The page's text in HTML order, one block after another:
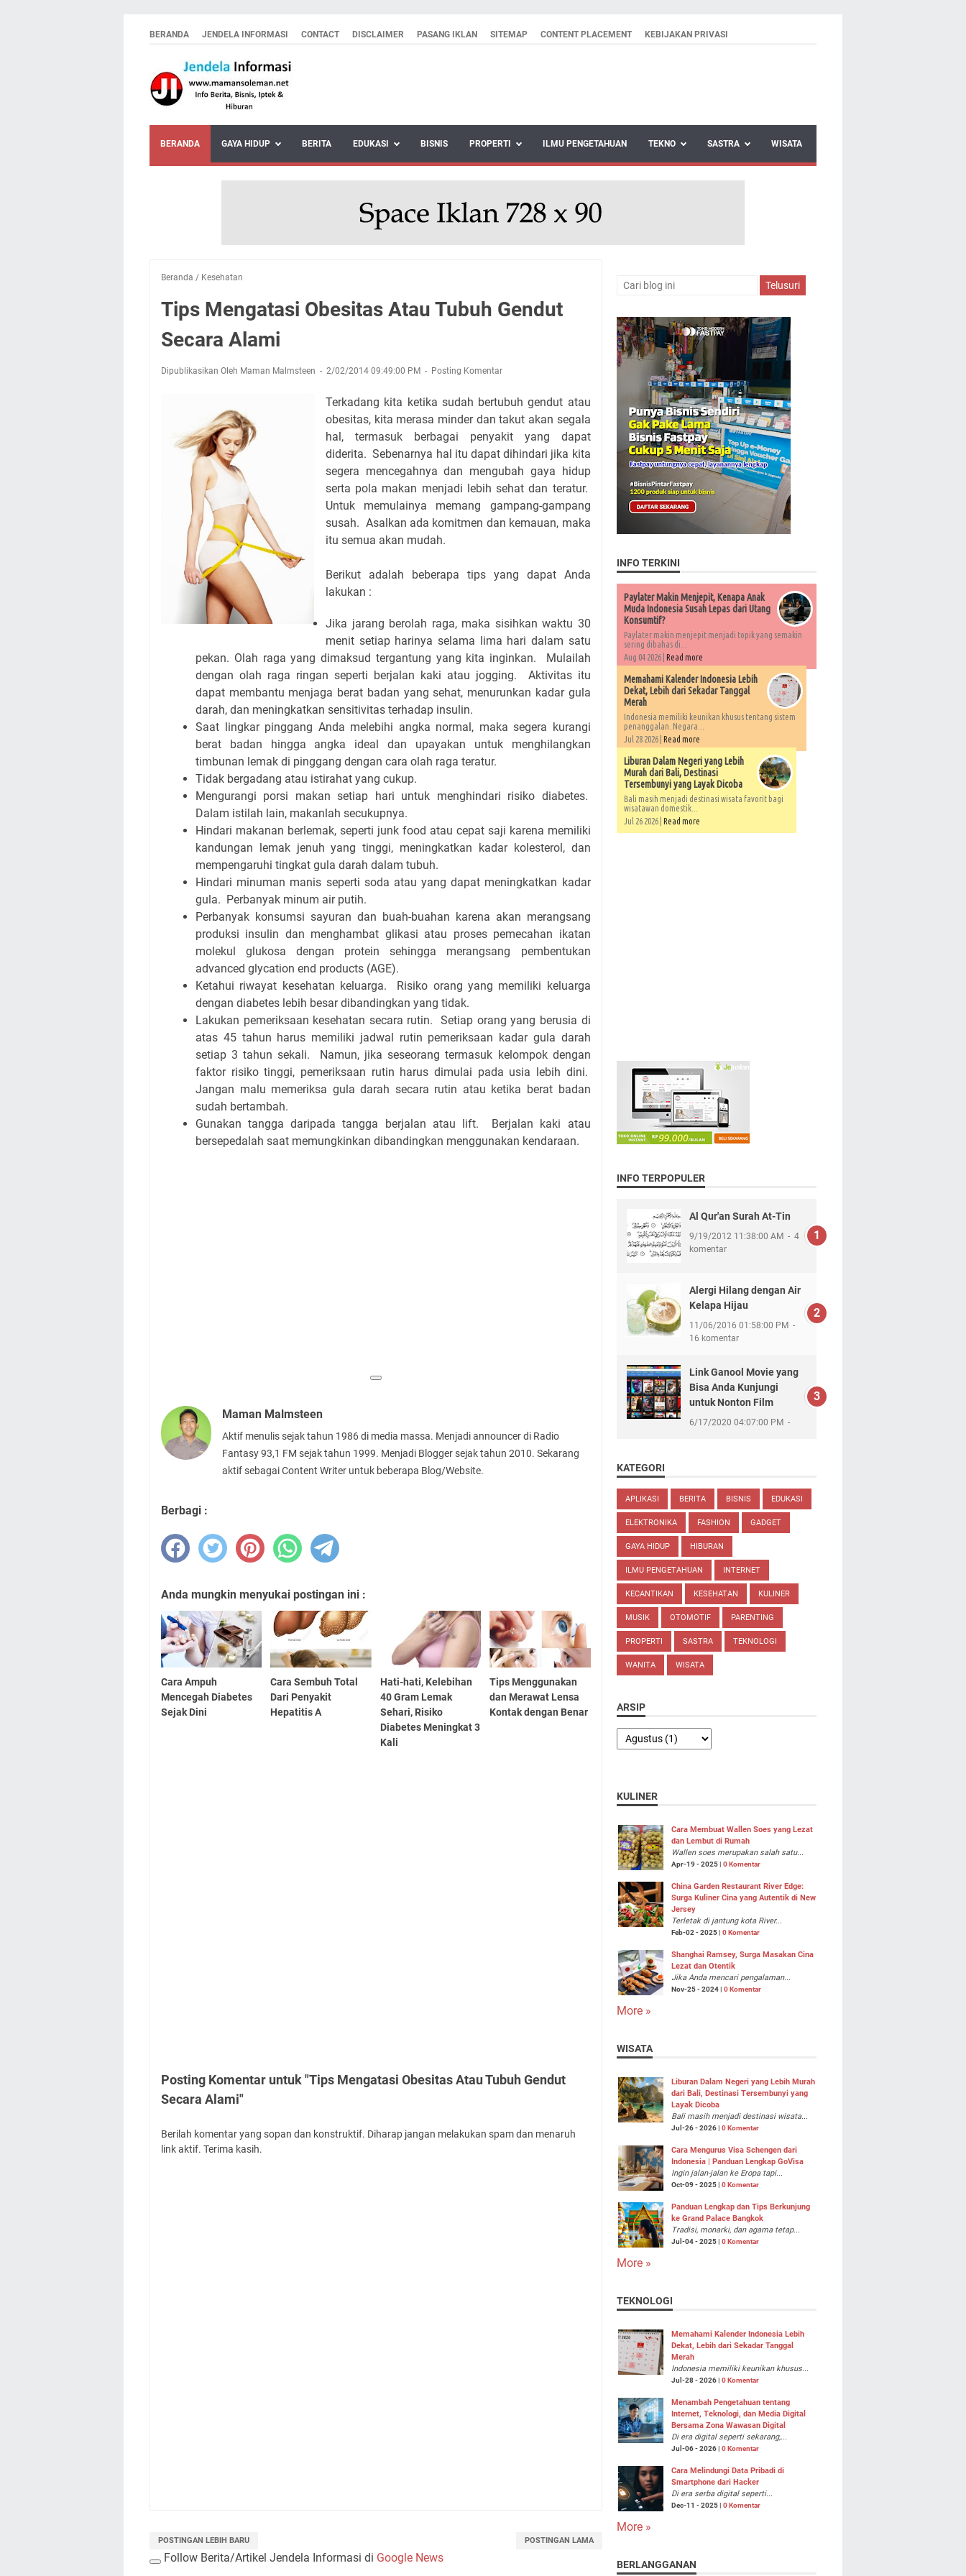
BERANDA JENDELA INFORMASI CONTACT DISCLAIMER PASANG IKLAN SITEMAP CONTENT PLACEMENT KEBIJAKAN PRIVASI
BERANDA GAYA HIDUP BERITA EDUKASI BISNIS PROPERTI ILMU PENGETAHUAN TEKNO SASTRA WISATA
Beranda / Kesehatan
Tips Mengatasi Obesitas Atau Tubuh Gendut
Secara Alami
Dipublikasikan Oleh Maman Malmsteen 2/02/2014 09:49:00 PM Posting Komentar
Terkadang kita ketika sudah bertubuh gendut atau
obesitas, kita merasa minder dan takut akan segala
hal, termasuk berbagai penyakit yang dapat
diderita. Sebenarnya hal itu dapat dihindari jika kita
segera mencegahnya dan mengubah gaya hidup
serta pola makan menjadi lebih sehat dan teratur.
Untuk memulainya memang gampang-gampang
susah. Asalkan ada komitmen dan kemauan, maka
itu semua akan mudah.
Berikut adalah beberapa tips yang dapat Anda
lakukan :
Jika jarang berolah raga, maka sisihkan waktu 30
menit setiap harinya selama lima hari dalam satu
pekan. Olah raga yang dimaksud tergantung yang kita inginkan. Mulailah
dengan olah raga ringan seperti berjalan kaki atau jogging. Aktivitas itu
dapat membantu menjaga berat badan yang sehat, menurunkan kadar gula
darah, dan meningkatkan sensitivitas terhadap insulin.
Saat lingkar pinggang Anda melebihi angka normal, maka segera kurangi
berat badan hingga angka ideal dan upayakan untuk menghilangkan
timbunan lemak di pinggang dengan cara olah raga teratur.
Tidak bergadang atau istirahat yang cukup.
Mengurangi porsi makan setiap hari untuk menghindari risiko diabetes.
Dalam istilah lain, makanlah secukupnya.
Hindari makanan berlemak, seperti junk food atau cepat saji karena memiliki
kandungan lemak jenuh yang tinggi, meningkatkan kadar kolesterol, dan
mempengaruhi tingkat gula darah dalam tubuh.
Hindari minuman manis seperti soda atau yang dapat meningkatkan kadar
gula. Perbanyak minum air putih.
Perbanyak konsumsi sayuran dan buah-buahan karena akan merangsang
produksi insulin dan menghambat glikasi atau proses pemecahan ikatan
molekul glukosa dengan protein sehingga merangsang pembentukan
advanced glycation end products (AGE).
Ketahui riwayat kesehatan keluarga. Risiko orang yang memiliki keluarga
dengan diabetes lebih besar dibandingkan yang tidak.
Lakukan pemeriksaan kesehatan secara rutin. Setiap orang yang berusia di
atas 45 tahun harus memiliki jadwal rutin pemeriksaan kadar gula darah
setiap 3 tahun sekali. Namun, jika seseorang termasuk kelompok dengan
faktor risiko tinggi, pemeriksaan rutin harus dimulai pada usia lebih dini.
Jangan malu memeriksa gula darah secara rutin atau ketika berat badan
sudah bertambah.
Gunakan tangga daripada tangga berjalan atau lift. Berjalan kaki atau
bersepedalah saat memungkinkan dibandingkan menggunakan kendaraan.
Maman Malmsteen
Aktif menulis sejak tahun 1986 di media massa. Menjadi announcer di Radio
Fantasy 93,1 FM sejak tahun 1999. Menjadi Blogger sejak tahun 2010. Sekarang
aktif sebagai Content Writer untuk beberapa Blog/Website.
Berbagi :
Anda mungkin menyukai postingan ini :
Cara Ampuh
Mencegah Diabetes
Sejak Dini
Cara Sembuh Total
Dari Penyakit
Hepatitis A
Hati-hati, Kelebihan
40 Gram Lemak
Sehari, Risiko
Diabetes Meningkat 3
Kali
Tips Menggunakan
dan Merawat Lensa
Kontak dengan Benar
Posting Komentar untuk "Tips Mengatasi Obesitas Atau Tubuh Gendut
Secara Alami"
Berilah komentar yang sopan dan konstruktif. Diharap jangan melakukan spam dan menaruh
link aktif. Terima kasih.
POSTINGAN LEBIH BARU POSTINGAN LAMA
Follow Berita/Artikel Jendela Informasi di Google News
INFO TERKINI
Paylater Makin Menjepit, Kenapa Anak
Muda Indonesia Susah Lepas dari Utang
Konsumtif?
Paylater makin menjepit menjadi topik yang semakin
sering dibahas di...
Aug 04 2026 | Read more
Memahami Kalender Indonesia Lebih
Dekat, Lebih dari Sekadar Tanggal
Merah
Indonesia memiliki keunikan khusus tentang sistem
penanggalan. Negara...
Jul 28 2026 | Read more
Liburan Dalam Negeri yang Lebih
Murah dari Bali, Destinasi
Tersembunyi yang Layak Dicoba
Bali masih menjadi destinasi wisata favorit bagi
wisatawan domestik...
Jul 26 2026 | Read more
INFO TERPOPULER
Al Qur'an Surah At-Tin
9/19/2012 11:38:00 AM
4
komentar
Alergi Hilang dengan Air
Kelapa Hijau
11/06/2016 01:58:00 PM
16 komentar
Link Ganool Movie yang
Bisa Anda Kunjungi
untuk Nonton Film
6/17/2020 04:07:00 PM
KATEGORI
APLIKASI BERITA BISNIS EDUKASI
ELEKTRONIKA FASHION GADGET
GAYA HIDUP HIBURAN
ILMU PENGETAHUAN INTERNET
KECANTIKAN KESEHATAN KULINER
MUSIK OTOMOTIF PARENTING
PROPERTI SASTRA TEKNOLOGI
WANITA WISATA
ARSIP
KULINER
Cara Membuat Wallen Soes yang Lezat
dan Lembut di Rumah
Wallen soes merupakan salah satu...
Apr-19 - 2025 | 0 Komentar
China Garden Restaurant River Edge:
Surga Kuliner Cina yang Autentik di New
Jersey
Terletak di jantung kota River...
Feb-02 - 2025 | 0 Komentar
Shanghai Ramsey, Surga Masakan Cina
Lezat dan Otentik
Jika Anda mencari pengalaman...
Nov-25 - 2024 | 0 Komentar
More »
WISATA
Liburan Dalam Negeri yang Lebih Murah
dari Bali, Destinasi Tersembunyi yang
Layak Dicoba
Bali masih menjadi destinasi wisata...
Jul-26 - 2026 | 0 Komentar
Cara Mengurus Visa Schengen dari
Indonesia | Panduan Lengkap GoVisa
Ingin jalan-jalan ke Eropa tapi...
Oct-09 - 2025 | 0 Komentar
Panduan Lengkap dan Tips Berkunjung
ke Grand Palace Bangkok
Tradisi, monarki, dan agama tetap...
Jul-04 - 2025 | 0 Komentar
More »
TEKNOLOGI
Memahami Kalender Indonesia Lebih
Dekat, Lebih dari Sekadar Tanggal
Merah
Indonesia memiliki keunikan khusus...
Jul-28 - 2026 | 0 Komentar
Menambah Pengetahuan tentang
Internet, Teknologi, dan Media Digital
Bersama Zona Wawasan Digital
Di era digital seperti sekarang,...
Jul-06 - 2026 | 0 Komentar
Cara Melindungi Data Pribadi di
Smartphone dari Hacker
Di era serba digital seperti...
Dec-11 - 2025 | 0 Komentar
More »
BERLANGGANAN